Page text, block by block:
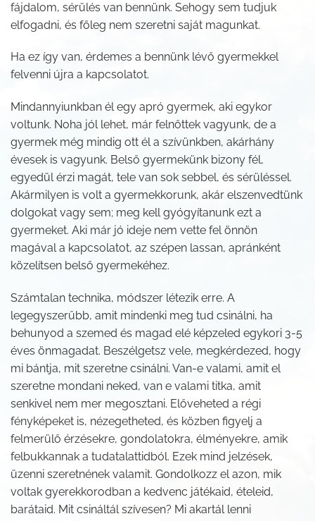
fájdalom, sérülés van bennünk. Sehogy sem tudjuk
elfogadni, és főleg nem szeretni saját magunkat.
Ha ez így van, érdemes a bennünk lévő gyermekkel
felvenni újra a kapcsolatot.
Mindannyiunkban él egy apró gyermek, aki egykor
voltunk. Noha jól lehet, már felnőttek vagyunk, de a
gyermek még mindig ott él a szívünkben, akárhány
évesek is vagyunk. Belső gyermekünk bizony fél,
egyedül érzi magát, tele van sok sebbel, és sérüléssel.
Akármilyen is volt a gyermekkorunk, akár elszenvedtünk
dolgokat vagy sem; meg kell gyógyítanunk ezt a
gyermeket. Aki már jó ideje nem vette fel önnön
magával a kapcsolatot, az szépen lassan, apránként
közelítsen belső gyermekéhez.
Számtalan technika, módszer létezik erre. A
legegyszerűbb, amit mindenki meg tud csinálni, ha
behunyod a szemed és magad elé képzeled egykori 3-5
éves önmagadat. Beszélgetsz vele, megkérdezed, hogy
mi bántja, mit szeretne csinálni. Van-e valami, amit el
szeretne mondani neked, van e valami titka, amit
senkivel nem mer megosztani. Előveheted a régi
fényképeket is, nézegetheted, és közben figyelj a
felmerülő érzésekre, gondolatokra, élményekre, amik
felbukkannak a tudatalattidból. Ezek mind jelzések,
üzenni szeretnének valamit. Gondolkozz el azon, mik
voltak gyerekkorodban a kedvenc játékaid, ételeid,
barátaid. Mit csináltál szívesen? Mi akartál lenni